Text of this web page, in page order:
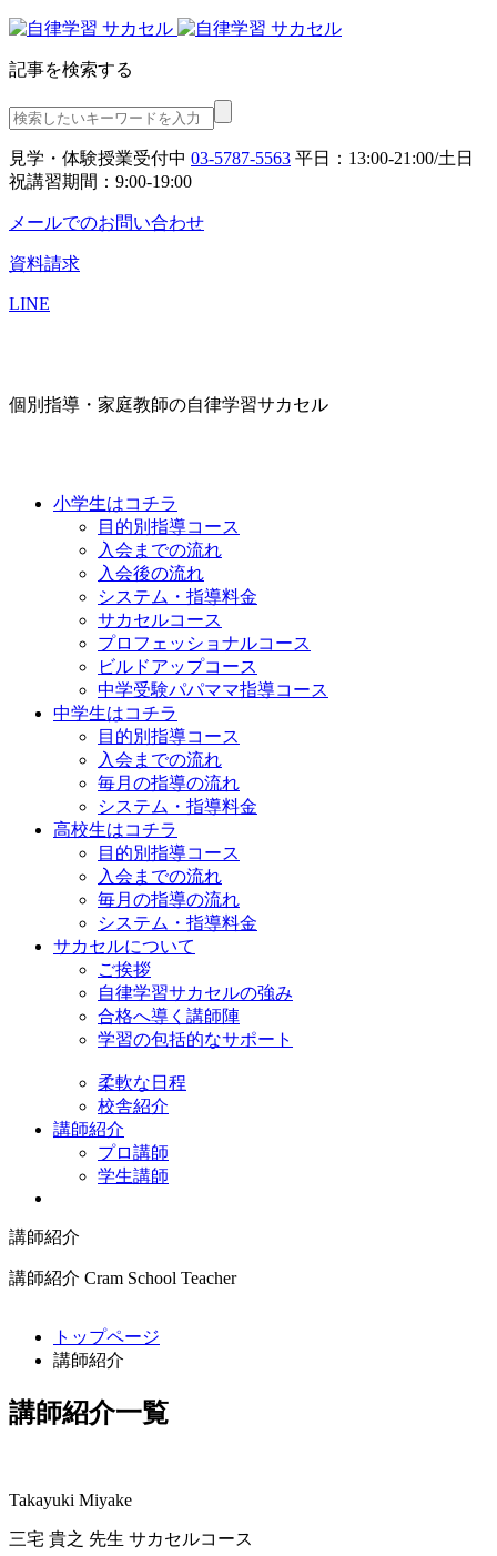
記事を検索する
見学・体験授業受付中 03-5787-5563 平日：13:00-21:00/土日
祝講習期間：9:00-19:00
メールでのお問い合わせ
資料請求
LINE
個別指導・家庭教師の自律学習サカセル
小学生はコチラ
目的別指導コース
入会までの流れ
入会後の流れ
システム・指導料金
サカセルコース
プロフェッショナルコース
ビルドアップコース
中学受験パパママ指導コース
中学生はコチラ
目的別指導コース
入会までの流れ
毎月の指導の流れ
システム・指導料金
高校生はコチラ
目的別指導コース
入会までの流れ
毎月の指導の流れ
システム・指導料金
サカセルについて
ご挨拶
自律学習サカセルの強み
合格へ導く講師陣
学習の包括的なサポート
柔軟な日程
校舎紹介
講師紹介
プロ講師
学生講師
講師紹介
講師紹介 Cram School Teacher
トップページ
講師紹介
講師紹介一覧
Takayuki Miyake
三宅 貴之 先生 サカセルコース